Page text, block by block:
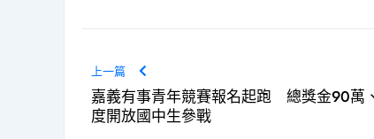
上一篇
嘉義有事青年競賽報名起跑 總獎金90萬
度開放國中生參戰